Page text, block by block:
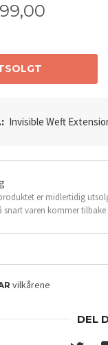
Kald blond #101
Invisible Weft
er midlertidig
snart varen kommer
vilkårene
DEL